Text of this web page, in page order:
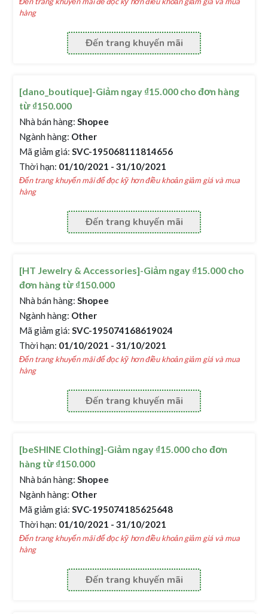
hàng
Đến trang khuyến mãi
[dano_boutique]-Giảm ngay ₫15.000 cho đơn hàng
từ ₫150.000
Nhà bán hàng: Shopee
Ngành hàng: Other
Mã giảm giá: SVC-195068111814656
Thời hạn: 01/10/2021 - 31/10/2021
Đến trang khuyến mãi để đọc kỹ hơn điều khoản giảm giá và mua
hàng
Đến trang khuyến mãi
[HT Jewelry & Accessories]-Giảm ngay ₫15.000 cho
đơn hàng từ ₫150.000
Nhà bán hàng: Shopee
Ngành hàng: Other
Mã giảm giá: SVC-195074168619024
Thời hạn: 01/10/2021 - 31/10/2021
Đến trang khuyến mãi để đọc kỹ hơn điều khoản giảm giá và mua
hàng
Đến trang khuyến mãi
[beSHINE Clothing]-Giảm ngay ₫15.000 cho đơn
hàng từ ₫150.000
Nhà bán hàng: Shopee
Ngành hàng: Other
Mã giảm giá: SVC-195074185625648
Thời hạn: 01/10/2021 - 31/10/2021
Đến trang khuyến mãi để đọc kỹ hơn điều khoản giảm giá và mua
hàng
Đến trang khuyến mãi